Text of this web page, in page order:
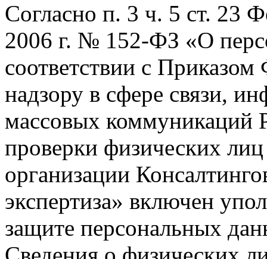
Согласно п. 3 ч. 5 ст. 23
2006 г. № 152-ФЗ «О
соответствии с
надзору в сфере связи,
массовых коммуникаций
проверки физических
организации
экспертиза» включен
защите персональных